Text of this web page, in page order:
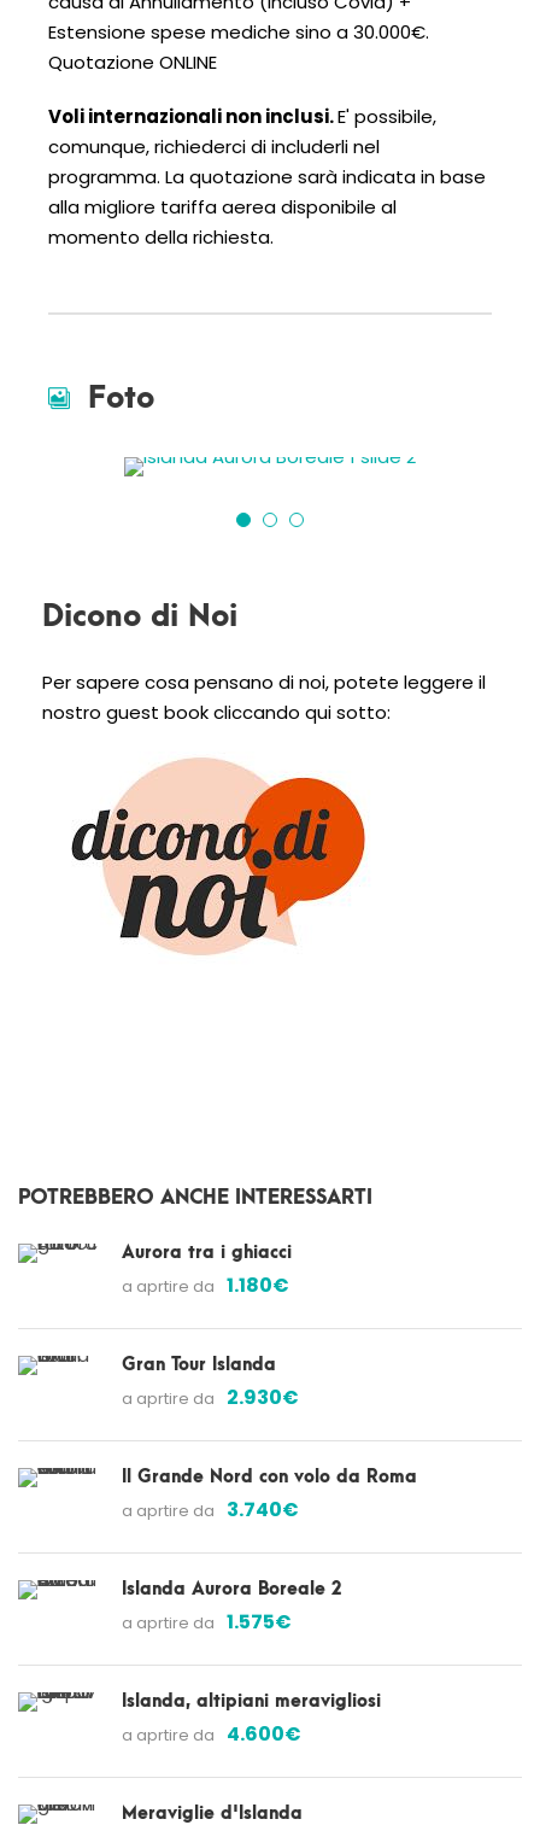
Estensione spese mediche sino a 30.000€.
Quotazione ONLINE
Voli internazionali non inclusi.E' possibile,
comunque, richiederci di includerli nel
programma. La quotazione sarà indicata in base
alla migliore tariffa aerea disponibile al
momento della richiesta.
Foto
Dicono di Noi
Per sapere cosa pensano di noi, potete leggere il
nostro guest book cliccando qui sotto:
POTREBBERO ANCHE INTERESSARTI
Aurora tra i ghiacci
a aprtire da 1.180€
Gran Tour Islanda
a aprtire da 2.930€
Il Grande Nord con volo da Roma
a aprtire da 3.740€
Islanda Aurora Boreale 2
a aprtire da 1.575€
Islanda, altipiani meravigliosi
a aprtire da 4.600€
Meraviglie d'Islanda